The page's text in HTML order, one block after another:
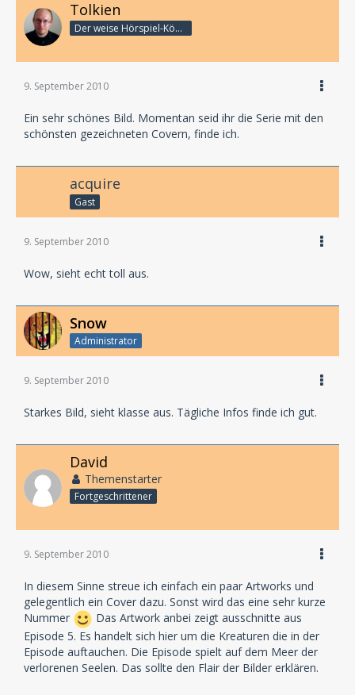
Tolkien
Der weise Hörspiel-König
9. September 2010
Ein sehr schönes Bild. Momentan seid ihr die Serie mit den
schönsten gezeichneten Covern, finde ich.
acquire
Gast
9. September 2010
Wow, sieht echt toll aus.
Snow
Administrator
9. September 2010
Starkes Bild, sieht klasse aus. Tägliche Infos finde ich gut.
David
Themenstarter
Fortgeschrittener
9. September 2010
In diesem Sinne streue ich einfach ein paar Artworks und
gelegentlich ein Cover dazu. Sonst wird das eine sehr kurze
Nummer
Das Artwork anbei zeigt ausschnitte aus
Episode 5. Es handelt sich hier um die Kreaturen die in der
Episode auftauchen. Die Episode spielt auf dem Meer der
verlorenen Seelen. Das sollte den Flair der Bilder erklären.